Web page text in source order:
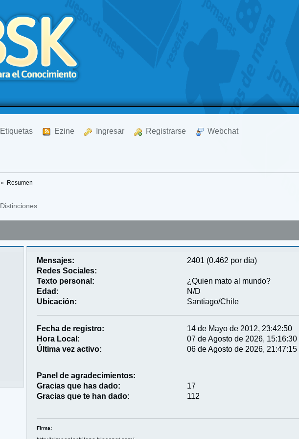
Etiquetas Ezine Ingresar Registrarse Webchat
» Resumen
Distinciones
Mensajes:
2401 (0.462 por día)
Redes Sociales:
Texto personal:
¿Quien mato al mundo?
Edad:
N/D
Ubicación:
Santiago/Chile
Fecha de registro:
14 de Mayo de 2012, 23:42:50
Hora Local:
07 de Agosto de 2026, 15:16:30
Última vez activo:
06 de Agosto de 2026, 21:47:15
Panel de agradecimientos:
Gracias que has dado:
17
Gracias que te han dado:
112
Firma: